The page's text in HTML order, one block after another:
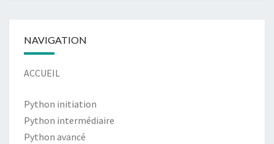
NAVIGATION
ACCUEIL
Python initiation
Python intermédiaire
Python avancé